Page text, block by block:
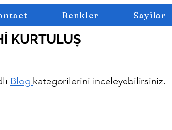
Renkler Sayilar
KURTULUŞ
Blog kategorilerini inceleyebilirsiniz.